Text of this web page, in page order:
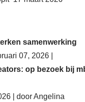
samenwerking
07, 2026 |
op bezoek bij
| door Angelina